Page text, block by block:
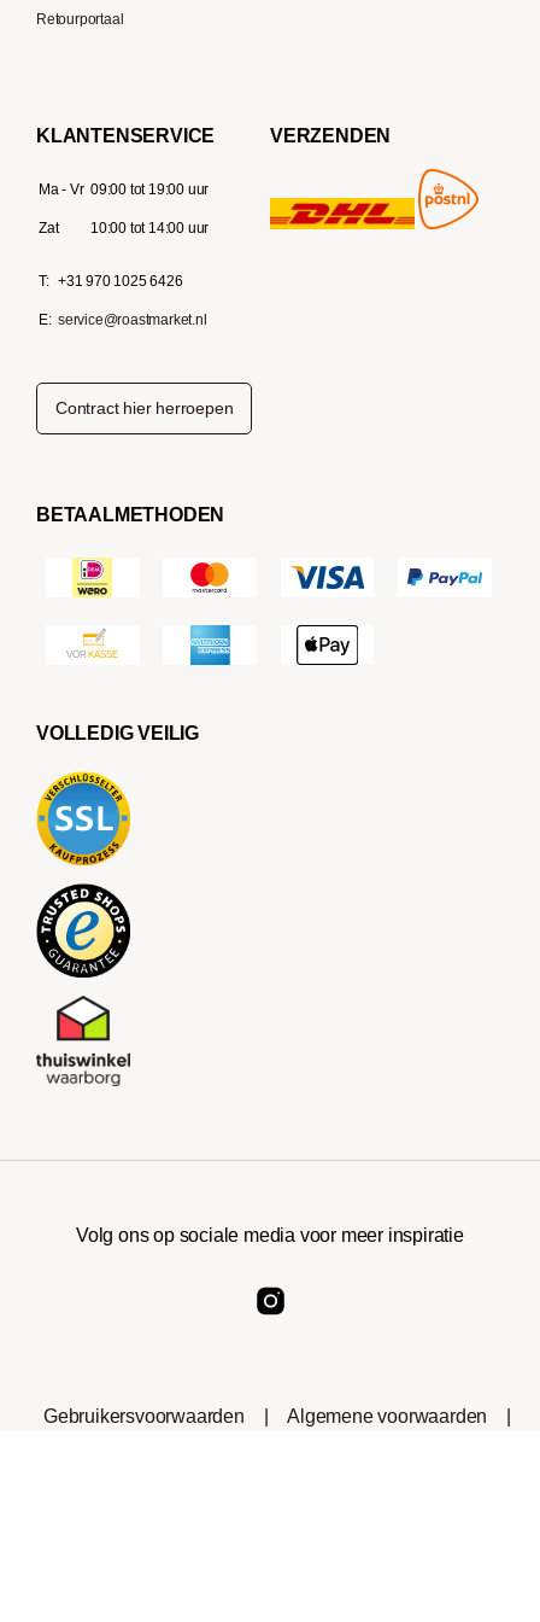
Retourportaal
KLANTENSERVICE
Ma - Vr 09:00 tot 19:00 uur
Zat 10:00 tot 14:00 uur
T: +31 970 1025 6426
E: service@roastmarket.nl
VERZENDEN
Contract hier herroepen
BETAALMETHODEN
VOLLEDIG VEILIG
Volg ons op sociale media voor meer inspiratie
Gebruikersvoorwaarden Algemene voorwaarden